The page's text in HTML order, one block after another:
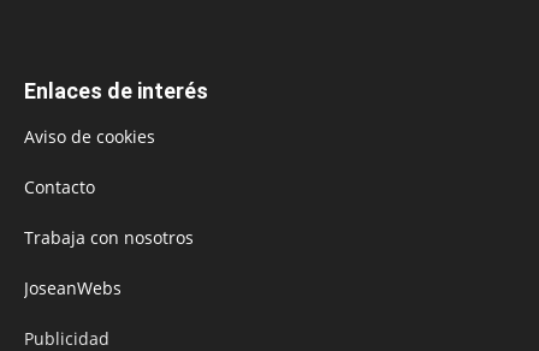
Enlaces de interés
Aviso de cookies
Contacto
Trabaja con nosotros
JoseanWebs
Publicidad